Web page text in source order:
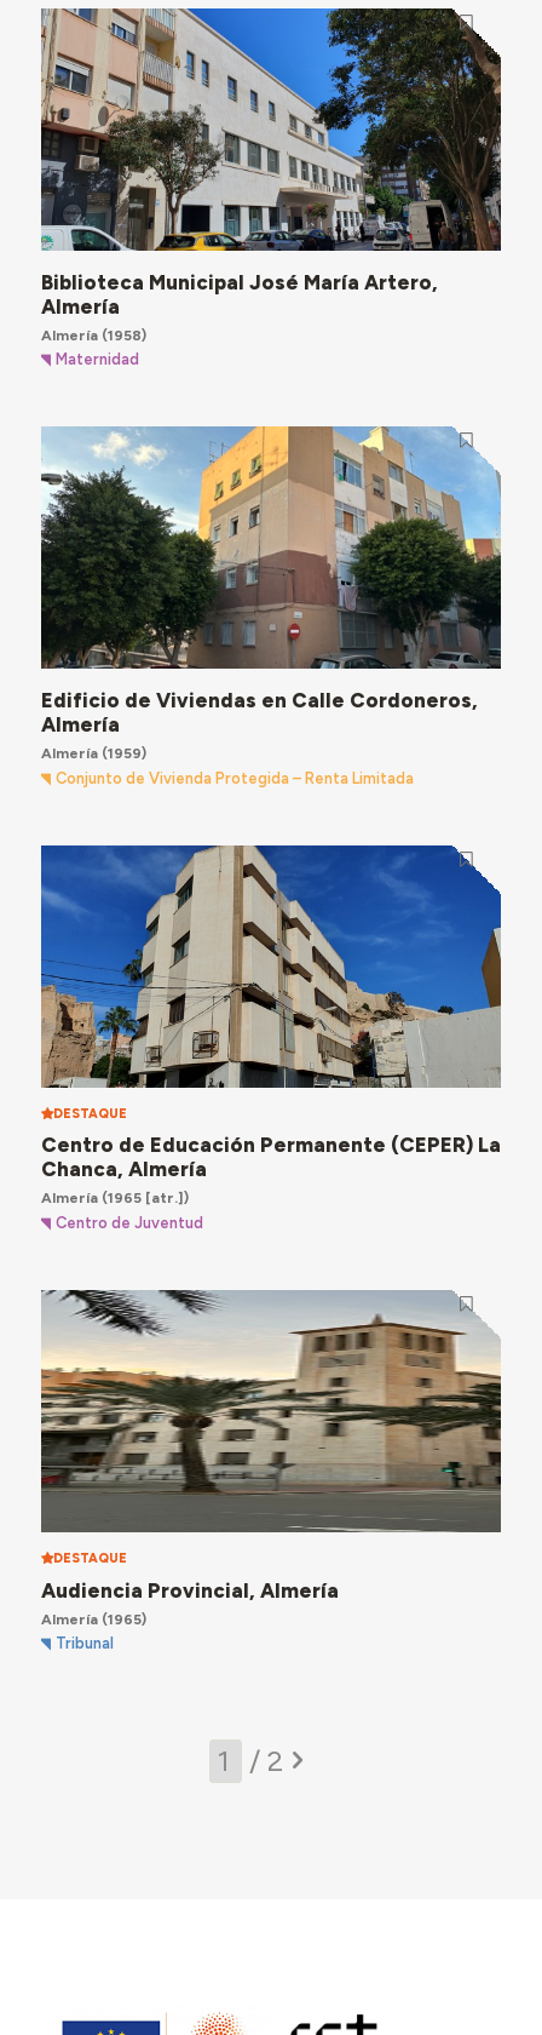
Biblioteca Municipal José María Artero,
Almería
Almería(1958)
Maternidad
Edificio de Viviendas en Calle Cordoneros,
Almería
Almería(1959)
Conjunto de Vivienda Protegida – Renta Limitada
DESTAQUE
Centro de Educación Permanente (CEPER) La
Chanca, Almería
Almería(1965 [atr.])
Centro de Juventud
DESTAQUE
Audiencia Provincial, Almería
Almería(1965)
Tribunal
/ 2